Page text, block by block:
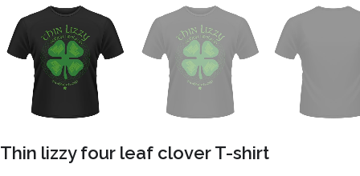
Thin lizzy four leaf clover T-shirt